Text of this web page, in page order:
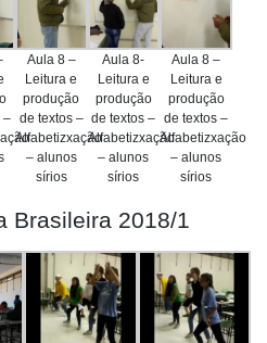
–
Aula 8 –
Leitura e
produção
de textos –
Alfabetizxação
– alunos
sírios
Aula 8-
Leitura e
produção
de textos –
Alfabetizxação
– alunos
sírios
Aula 8 –
Leitura e
produção
de textos –
Alfabetizxação
– alunos
sírios
Brasileira 2018/1